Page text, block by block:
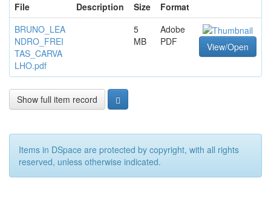
File
Description Size
Format
BRUNO_LEA
NDRO_FREI
TAS_CARVA
LHO.pdf
5
MB
Adobe
PDF
View/Open
Show full item record
Items in DSpace are protected by copyright, with all rights
reserved, unless otherwise indicated.